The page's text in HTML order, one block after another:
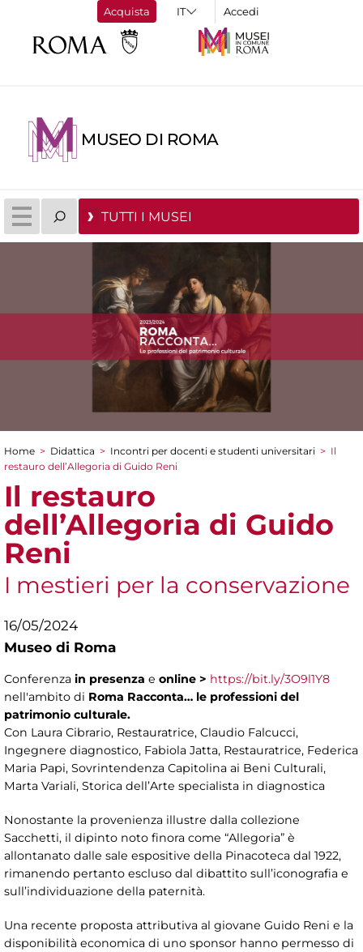
Acquista Accedi
MUSEO DI ROMA
TUTTI I MUSEI
Tu sei qui
Home > Didattica > Incontri per docenti e studenti universitari > Il
restauro dell’Allegoria di Guido Reni
Il restauro
dell’Allegoria di Guido
Reni
I mestieri per la conservazione
16/05/2024
Museo di Roma
Conferenza in presenza e online > https://bit.ly/3O9l1Y8
nell'ambito di Roma Racconta… le professioni del
patrimonio culturale.
Con Laura Cibrario, Restauratrice, Claudio Falcucci,
Ingegnere diagnostico, Fabiola Jatta, Restauratrice, Federica
Maria Papi, Sovrintendenza Capitolina ai Beni Culturali,
Marta Variali, Storica dell’Arte specialista in diagnostica
Nonostante la provenienza illustre dalla collezione
Sacchetti, il dipinto noto finora come “Allegoria” è
allontanato dalle sale espositive della Pinacoteca dal 1922,
rimanendo pertanto escluso dal dibattito sull’iconografia e
sull’individuazione della paternità.
Una recente proposta attributiva al giovane Guido Reni e la
disponibilità economica di uno sponsor hanno permesso di